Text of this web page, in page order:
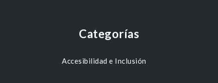
Categorías
Accesibilidad e Inclusión